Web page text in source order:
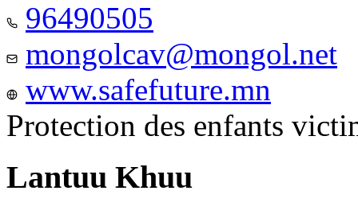
96490505
mongolcav@mongol.net
www.safefuture.mn
Protection des enfants
Lantuu Khuu